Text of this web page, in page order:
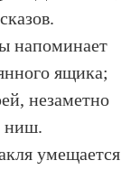
напоминает
ящика;
незаметно
ниш.
умещается